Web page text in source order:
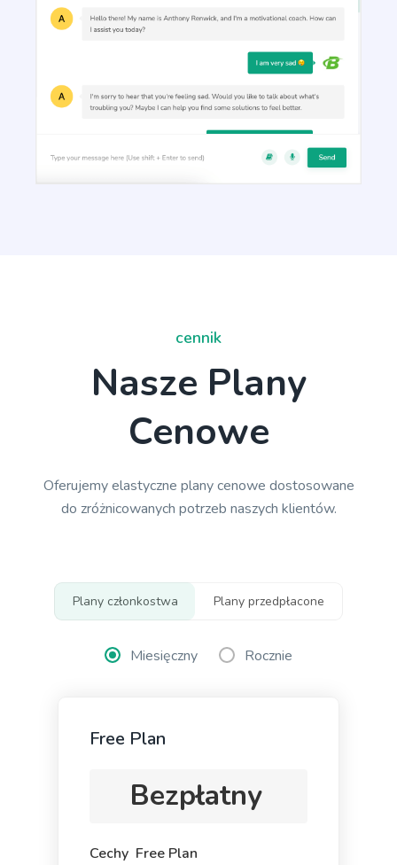
Facebook Ads
Facebook ad copies that make your ads truly stand
Google Ad Titles
Zawodowiec
Creating ads with unique and appealing titles that
from your site.
Google Ad Descriptions
Zawodowiec
visitors into customers.
LinkedIn Ad Headlines
Attention-grabbing, click-inducing, and high-
cennik
Nasze Plany
Cenowe
Oferujemy elastyczne plany cenowe dostosowane
do zróżnicowanych potrzeb naszych klientów.
Plany członkostwa Plany przedpłacone
Miesięczny Rocznie
Free Plan
Bezpłatny
Cechy Free Plan